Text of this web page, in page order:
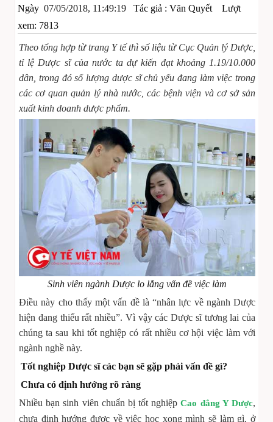
Ngày 07/05/2018, 11:49:19 Tác giả : Văn Quyết Lượt
xem: 7813
Theo tổng hợp từ trang Y tế thì số liệu từ Cục Quản lý Dược,
tỉ lệ Dược sĩ của nước ta dự kiến đạt khoảng 1.19/10.000
dân, trong đó số lượng dược sĩ chủ yếu đang làm việc trong
các cơ quan quản lý nhà nước, các bệnh viện và cơ sở sản
xuất kinh doanh dược phẩm.
Sinh viên ngành Dược lo lắng vấn đề việc làm
Điều này cho thấy một vấn đề là “nhân lực về ngành Dược
hiện đang thiếu rất nhiều”. Vì vậy các Dược sĩ tương lai của
chúng ta sau khi tốt nghiệp có rất nhiều cơ hội việc làm với
ngành nghề này.
Tốt nghiệp Dược sĩ các bạn sẽ gặp phải vấn đề gì?
Chưa có định hướng rõ ràng
Nhiều bạn sinh viên chuẩn bị tốt nghiệpCao đẳng Y Dược,
chưa định hướng được về việc học xong mình sẽ làm gì, ở